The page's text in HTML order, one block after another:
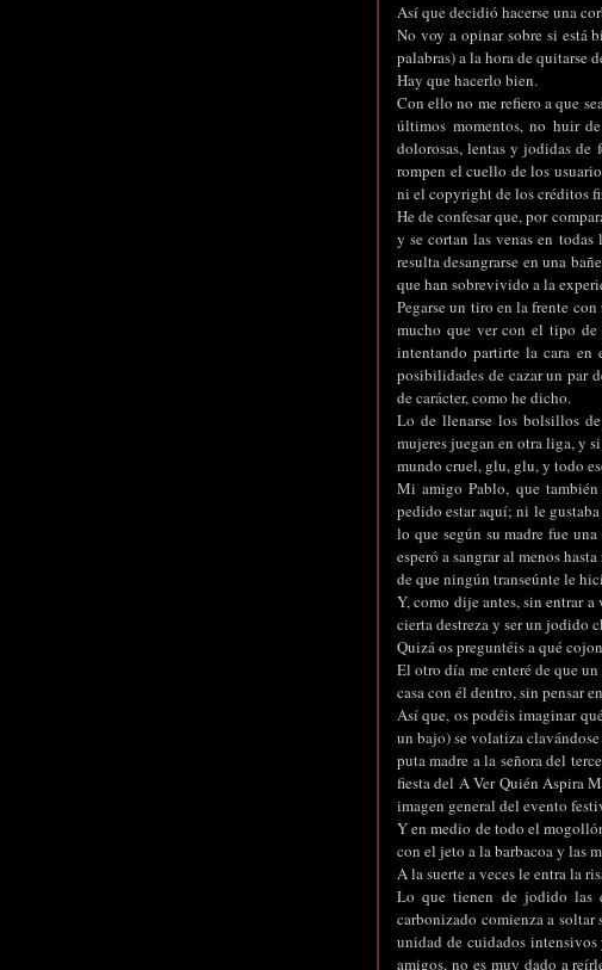
Así que decidió hacerse una
No voy a opinar sobre si está
palabras) a la hora de quitarse
Hay que hacerlo bien.
Con ello no me refiero a que
últimos momentos, no huir
dolorosas, lentas y jodidas de
rompen el cuello de los
ni el copyright de los créditos
He de confesar que, por
y se cortan las venas en
resulta desangrarse en una
que han sobrevivido a la
Pegarse un tiro en la frente
mucho que ver con el tipo de
intentando partirte la cara en
posibilidades de cazar un par
de carácter, como he dicho.
Lo de llenarse los bolsillos
mujeres juegan en otra liga, y
mundo cruel, glu, glu, y todo
Mi amigo Pablo, que
pedido estar aquí; ni le
lo que según su madre fue
esperó a sangrar al menos
de que ningún transeúnte le
Y, como dije antes, sin entrar
cierta destreza y ser un jodido
Quizá os preguntéis a qué
El otro día me enteré de que
casa con él dentro, sin pensar
Así que, os podéis imaginar
un bajo) se volatiza
puta madre a la señora del
fiesta del A Ver Quién Aspira
imagen general del evento
Y en medio de todo el
con el jeto a la barbacoa y las
A la suerte a veces le entra la
Lo que tienen de jodido las
carbonizado comienza a
unidad de cuidados
amigos, no es muy dado a